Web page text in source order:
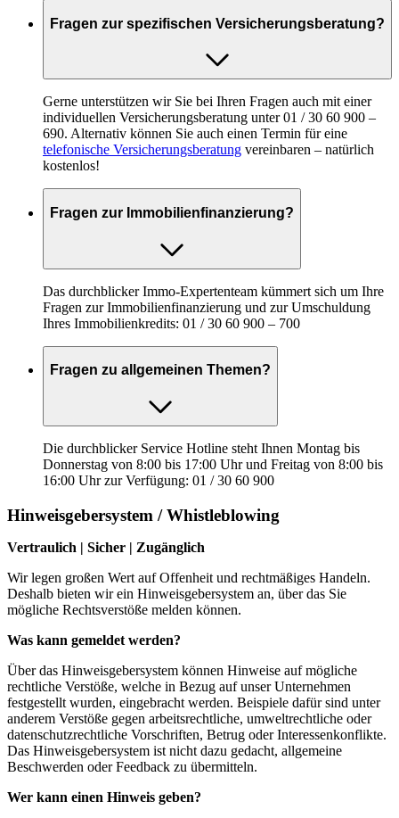
Fragen zur spezifischen Versicherungsberatung?
Gerne unterstützen wir Sie bei Ihren Fragen auch mit einer
individuellen Versicherungsberatung unter 01 / 30 60 900 –
690. Alternativ können Sie auch einen Termin für eine
telefonische Versicherungsberatung vereinbaren – natürlich
kostenlos!
Fragen zur Immobilienfinanzierung?
Das durchblicker Immo-Expertenteam kümmert sich um Ihre
Fragen zur Immobilienfinanzierung und zur Umschuldung
Ihres Immobilienkredits: 01 / 30 60 900 – 700
Fragen zu allgemeinen Themen?
Die durchblicker Service Hotline steht Ihnen Montag bis
Donnerstag von 8:00 bis 17:00 Uhr und Freitag von 8:00 bis
16:00 Uhr zur Verfügung: 01 / 30 60 900
Hinweisgebersystem / Whistleblowing
Vertraulich | Sicher | Zugänglich
Wir legen großen Wert auf Offenheit und rechtmäßiges Handeln.
Deshalb bieten wir ein Hinweisgebersystem an, über das Sie
mögliche Rechtsverstöße melden können.
Was kann gemeldet werden?
Über das Hinweisgebersystem können Hinweise auf mögliche
rechtliche Verstöße, welche in Bezug auf unser Unternehmen
festgestellt wurden, eingebracht werden. Beispiele dafür sind unter
anderem Verstöße gegen arbeitsrechtliche, umweltrechtliche oder
datenschutzrechtliche Vorschriften, Betrug oder Interessenkonflikte.
Das Hinweisgebersystem ist nicht dazu gedacht, allgemeine
Beschwerden oder Feedback zu übermitteln.
Wer kann einen Hinweis geben?